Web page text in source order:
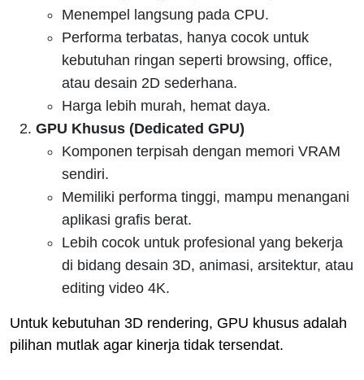
Menempel langsung pada CPU.
Performa terbatas, hanya cocok untuk
kebutuhan ringan seperti browsing, office,
atau desain 2D sederhana.
Harga lebih murah, hemat daya.
GPU Khusus (Dedicated GPU)
Komponen terpisah dengan memori VRAM
sendiri.
Memiliki performa tinggi, mampu menangani
aplikasi grafis berat.
Lebih cocok untuk profesional yang bekerja
di bidang desain 3D, animasi, arsitektur, atau
editing video 4K.
Untuk kebutuhan 3D rendering, GPU khusus adalah
pilihan mutlak agar kinerja tidak tersendat.